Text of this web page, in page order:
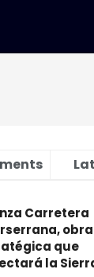
Carretera
obra
que
la